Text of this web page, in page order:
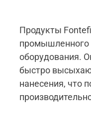
Продукты
промышленного
оборудования.
быстро
нанесения, что